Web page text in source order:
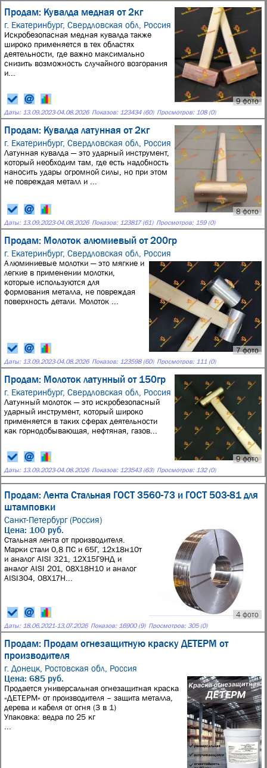
Продам: Кувалда медная от 2кг
г. Екатеринбург, Свердловская обл, Россия
9 фото
Искробезопасная медная кувалда также
широко применяется в тех областях
деятельности, где важно максимально
снизить возможность случайного возгорания
и...
Даты: 13.09.2023-04.08.2026 Показов: 123434 (60) Просмотров: 108 (0)
Продам: Кувалда латунная от 2кг
г. Екатеринбург, Свердловская обл, Россия
8 фото
Латунная кувалда — это ударный инструмент,
который необходим там, где есть надобность
наносить удары огромной силы, но при этом
не повреждая металл и ...
Даты: 13.09.2023-04.08.2026 Показов: 123817 (61) Просмотров: 159 (0)
Продам: Молоток алюмиевый от 200гр
г. Екатеринбург, Свердловская обл, Россия
7 фото
Алюминиевые молотки — это мягкие и
легкие в применении молотки,
которые используются для
формования металла, не повреждая
поверхность детали. Молоток ...
Даты: 13.09.2023-04.08.2026 Показов: 123598 (60) Просмотров: 111 (0)
Продам: Молоток латунный от 150гр
г. Екатеринбург, Свердловская обл, Россия
9 фото
Латунный молоток — это искробезопасный
ударный инструмент, который широко
применяется в таких сферах деятельности
как горнодобывающая, нефтяная, газов...
Даты: 13.09.2023-04.08.2026 Показов: 123543 (63) Просмотров: 132 (0)
Продам: Лента Стальная ГОСТ 3560-73 и ГОСТ 503-81 для
штамповки
Санкт-Петербург (Россия)
4 фото
Цена: 100 руб.
Стальная лента от производителя.
Марки стали 0,8 ПС и 65Г, 12х18н10т
и аналог AISI 321, 12Х15Г9НД и
аналог AISI 201, 08Х18Н10 и аналог
AISI304, 08Х17Н...
Даты: 18.06.2021-13.07.2026 Показов: 16900 (9) Просмотров: 305 (0)
Продам: Продам огнезащитную краску ДЕТЕРМ от
производителя
г. Донецк, Ростовская обл, Россия
Цена: 685 руб.
Продается универсальная огнезащитная краска
«ДЕТЕРМ» от производителя – защита металла,
дерева и кабеля от огня (3 в 1)
Упаковка: ведра по 25 кг